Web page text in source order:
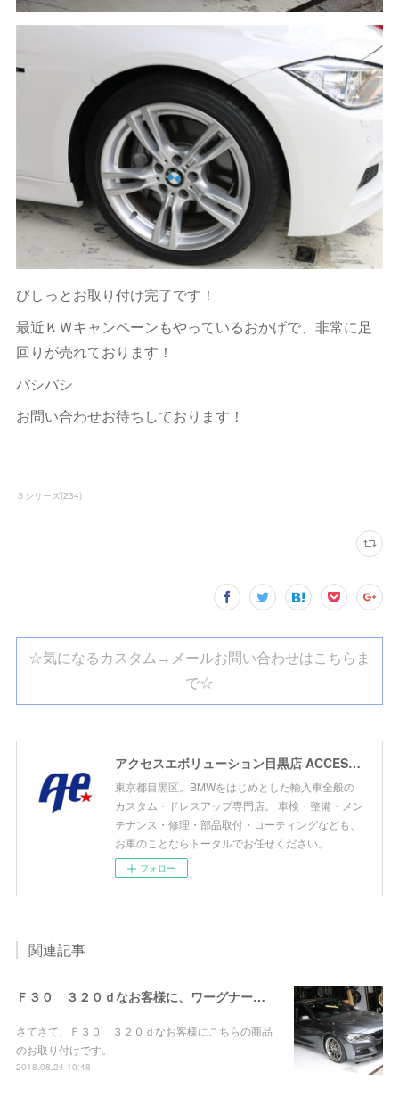
びしっとお取り付け完了です！
最近ＫＷキャンペーンもやっているおかげで、非常に足
回りが売れております！
バシバシ
お問い合わせお待ちしております！
３シリーズ(234)
☆気になるカスタム→メールお問い合わせはこちらま
で☆
アクセスエボリューション目黒店 ACCESS EVOLUTION MEGURO
東京都目黒区。BMWをはじめとした輸入車全般の
カスタム・ドレスアップ専門店。 車検・整備・メン
テナンス・修理・部品取付・コーティングなども、
お車のことならトータルでお任せください。
フォロー
関連記事
Ｆ３０ ３２０ｄなお客様に、ワーグナーインタークーラー＆ＦＴＰチャージパイプお取り付け！
さてさて、Ｆ３０ ３２０ｄなお客様にこちらの商品
のお取り付けです。
2018.08.24 10:48